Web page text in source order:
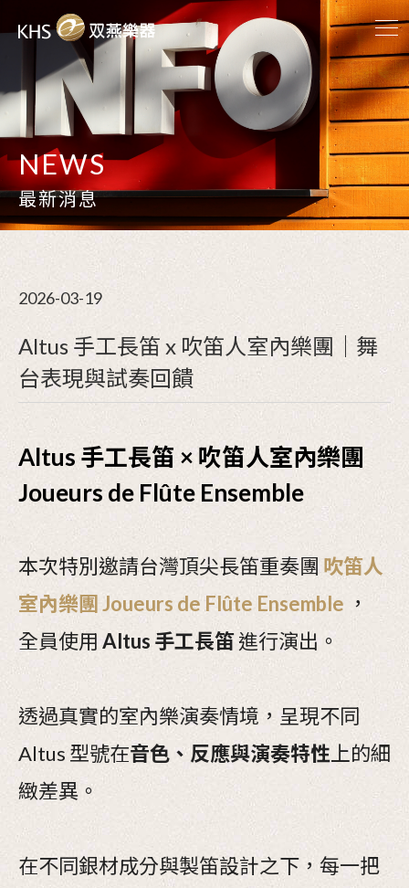
NEWS
最新消息
2026-03-19
Altus 手工長笛 x 吹笛人室內樂團｜舞
台表現與試奏回饋
Altus 手工長笛 × 吹笛人室內樂團
Joueurs de Flûte Ensemble
本次特別邀請台灣頂尖長笛重奏團吹笛人
室內樂團 Joueurs de Flûte Ensemble ，
全員使用 Altus 手工長笛進行演出。
透過真實的室內樂演奏情境，呈現不同
Altus 型號在音色、反應與演奏特性 上的細
緻差異。
在不同銀材成分與製笛設計之下，每一把